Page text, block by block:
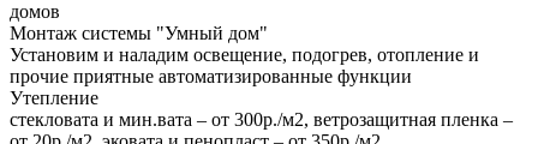
домов
Монтаж системы "Умный дом"
Установим и наладим освещение, подогрев, отопление и
прочие приятные автоматизированные функции
Утепление
стекловата и мин.вата – от 300р./м2, ветрозащитная пленка –